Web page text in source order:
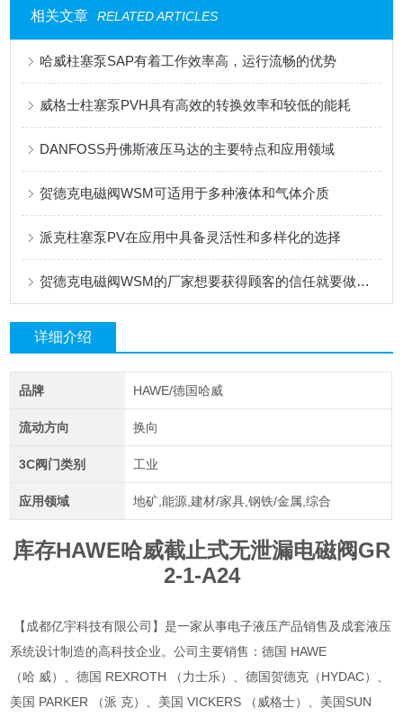
相关文章 RELATED ARTICLES
哈威柱塞泵SAP有着工作效率高，运行流畅的优势
威格士柱塞泵PVH具有高效的转换效率和较低的能耗
DANFOSS丹佛斯液压马达的主要特点和应用领域
贺德克电磁阀WSM可适用于多种液体和气体介质
派克柱塞泵PV在应用中具备灵活性和多样化的选择
贺德克电磁阀WSM的厂家想要获得顾客的信任就要做到这三点
详细介绍
品牌 HAWE/德国哈威
流动方向 换向
3C阀门类别 工业
应用领域 地矿,能源,建材/家具,钢铁/金属,综合
库存HAWE哈威截止式无泄漏电磁阀GR
2-1-A24
【成都亿宇科技有限公司】是一家从事电子液压产品销售及成套液压
系统设计制造的高科技企业。公司主要销售：德国 HAWE
（哈 威）、德国 REXROTH （力士乐）、德国贺德克（HYDAC）、
美国 PARKER （派 克）、美国 VICKERS （威格士）、美国SUN